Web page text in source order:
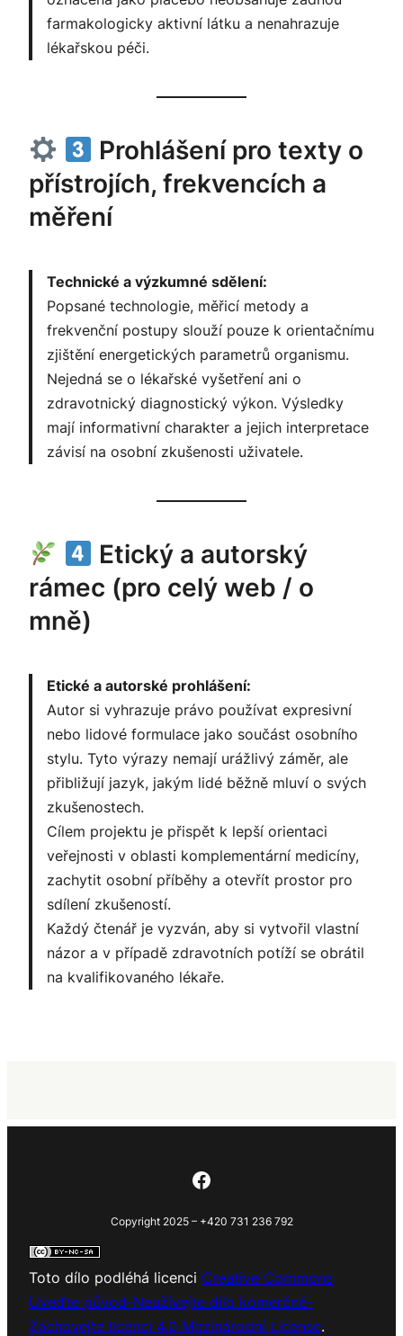
farmakologicky aktivní látku a nenahrazuje
lékařskou péči.
Prohlášení pro texty o
přístrojích, frekvencích a
měření
Technické a výzkumné sdělení:
Popsané technologie, měřicí metody a
frekvenční postupy slouží pouze k orientačnímu
zjištění energetických parametrů organismu.
Nejedná se o lékařské vyšetření ani o
zdravotnický diagnostický výkon. Výsledky
mají informativní charakter a jejich interpretace
závisí na osobní zkušenosti uživatele.
Etický a autorský
rámec (pro celý web / o
mně)
Etické a autorské prohlášení:
Autor si vyhrazuje právo používat expresivní
nebo lidové formulace jako součást osobního
stylu. Tyto výrazy nemají urážlivý záměr, ale
přibližují jazyk, jakým lidé běžně mluví o svých
zkušenostech.
Cílem projektu je přispět k lepší orientaci
veřejnosti v oblasti komplementární medicíny,
zachytit osobní příběhy a otevřít prostor pro
sdílení zkušeností.
Každý čtenář je vyzván, aby si vytvořil vlastní
názor a v případě zdravotních potíží se obrátil
na kvalifikovaného lékaře.
Facebook
Copyright 2025 – +420 731 236 792
Toto dílo podléhá licenci Creative Commons
Uveďte původ-Neužívejte dílo komerčně-
Zachovejte licenci 4.0 Mezinárodní License.